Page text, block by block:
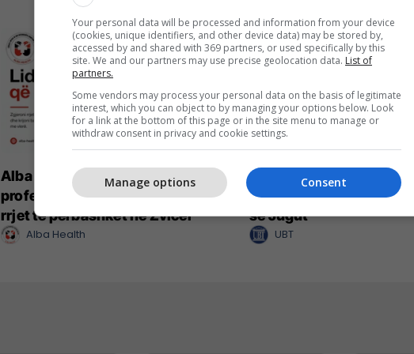
Alba Health bashkon
profesionistët e kujdesit në një
rrjet të përbashkët në Zvicër
Alba Health
Nga UBT në skenën
robotikës: Kosova drejt
së Jugut
UBT
Your personal data will be processed and information from your device
(cookies, unique identifiers, and other device data) may be stored by,
accessed by and shared with 369 partners, or used specifically by this
site. We and our partners may use precise geolocation data. List of
partners.
Some vendors may process your personal data on the basis of legitimate
interest, which you can object to by managing your options below. Look
for a link at the bottom of this page or in the site menu to manage or
withdraw consent in privacy and cookie settings.
Consent
Manage options